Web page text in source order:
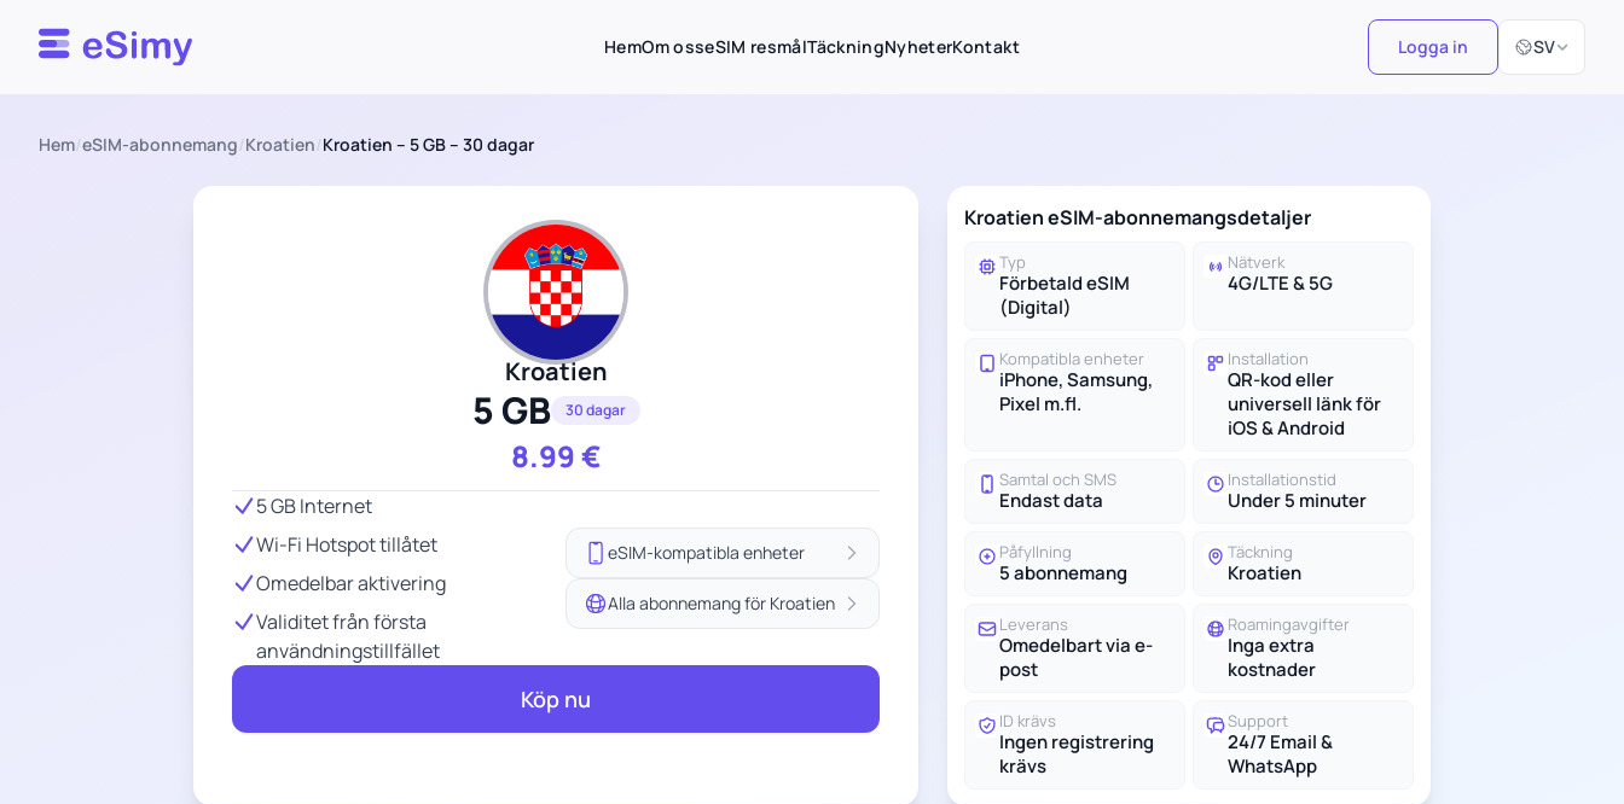
Esimy HemOm osseSIM resmålTäckningNyheterKontakt Logga in SV
Välj språk
Hem/eSIM-abonnemang/Kroatien/Kroatien – 5 GB – 30 dagar
Kroatien
5 GB 30 dagar
8.99€
5 GB Internet
Wi-Fi Hotspot tillåtet
Omedelbar aktivering
Validitet från första
användningstillfället
eSIM-kompatibla enheter
Alla abonnemang för Kroatien
Köp nu
Kroatien eSIM-abonnemangsdetaljer
Typ
Förbetald eSIM
(Digital)
Nätverk
4G/LTE & 5G
Kompatibla enheter
iPhone, Samsung,
Pixel m.fl.
Installation
QR-kod eller
universell länk för
iOS & Android
Samtal och SMS
Endast data
Installationstid
Under 5 minuter
Påfyllning
5 abonnemang
Täckning
Kroatien
Leverans
Omedelbart via e-
post
Roamingavgifter
Inga extra
kostnader
ID krävs
Ingen registrering
krävs
Support
24/7 Email &
WhatsApp